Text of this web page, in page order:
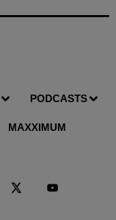
PODCASTS
MAXXIMUM